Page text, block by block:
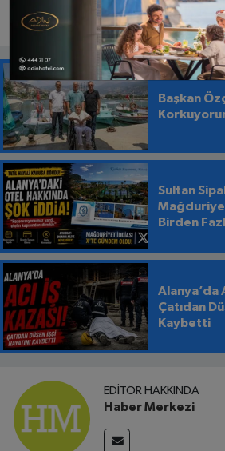
Başkan
Sultan
Birden
Alanya’da
Çatıdan
Kaybetti
EDITÖR HAKKINDA
Haber Merkezi